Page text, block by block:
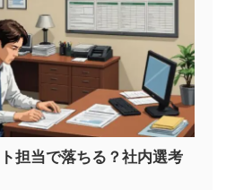
担当で落ちる？社内選考